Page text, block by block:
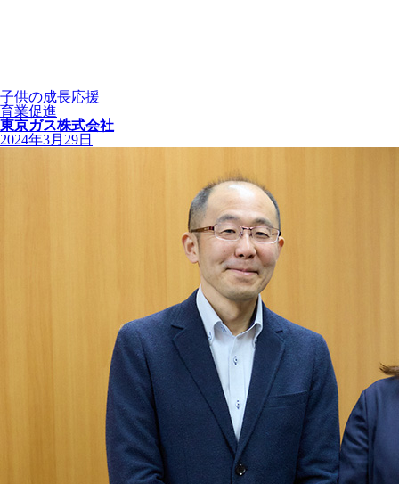
子供の成長応援
育業促進
東京ガス株式会社
2024年3月29日